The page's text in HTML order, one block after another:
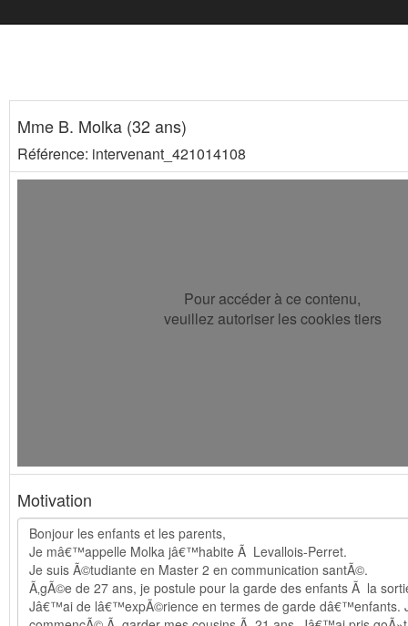
Mme B. Molka (32 ans)
Référence: intervenant_421014108
Pour accéder à ce contenu,
veuillez autoriser les cookies tiers
Motivation